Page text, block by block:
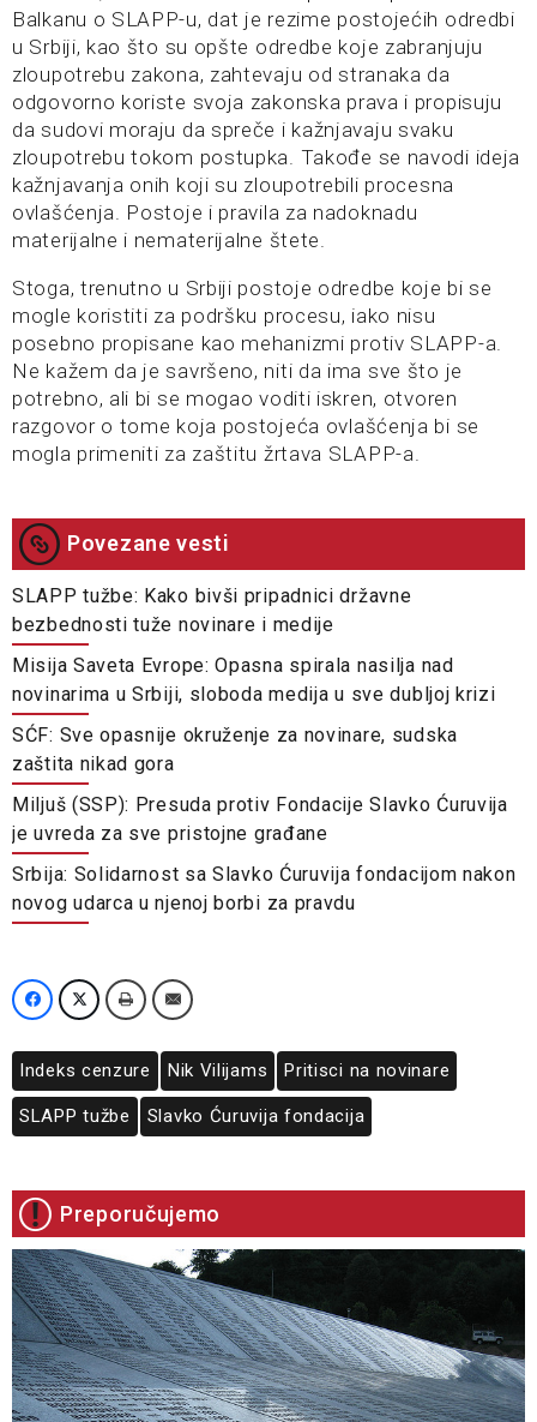
Balkanu o SLAPP-u, dat je rezime postojećih odredbi
u Srbiji, kao što su opšte odredbe koje zabranjuju
zloupotrebu zakona, zahtevaju od stranaka da
odgovorno koriste svoja zakonska prava i propisuju
da sudovi moraju da spreče i kažnjavaju svaku
zloupotrebu tokom postupka. Takođe se navodi ideja
kažnjavanja onih koji su zloupotrebili procesna
ovlašćenja. Postoje i pravila za nadoknadu
materijalne i nematerijalne štete.
Stoga, trenutno u Srbiji postoje odredbe koje bi se
mogle koristiti za podršku procesu, iako nisu
posebno propisane kao mehanizmi protiv SLAPP-a.
Ne kažem da je savršeno, niti da ima sve što je
potrebno, ali bi se mogao voditi iskren, otvoren
razgovor o tome koja postojeća ovlašćenja bi se
mogla primeniti za zaštitu žrtava SLAPP-a.
Povezane vesti
SLAPP tužbe: Kako bivši pripadnici državne
bezbednosti tuže novinare i medije
Misija Saveta Evrope: Opasna spirala nasilja nad
novinarima u Srbiji, sloboda medija u sve dubljoj krizi
SĆF: Sve opasnije okruženje za novinare, sudska
zaštita nikad gora
Miljuš (SSP): Presuda protiv Fondacije Slavko Ćuruvija
je uvreda za sve pristojne građane
Srbija: Solidarnost sa Slavko Ćuruvija fondacijom nakon
novog udarca u njenoj borbi za pravdu
Indeks cenzure Nik Vilijams Pritisci na novinare
SLAPP tužbe Slavko Ćuruvija fondacija
Preporučujemo